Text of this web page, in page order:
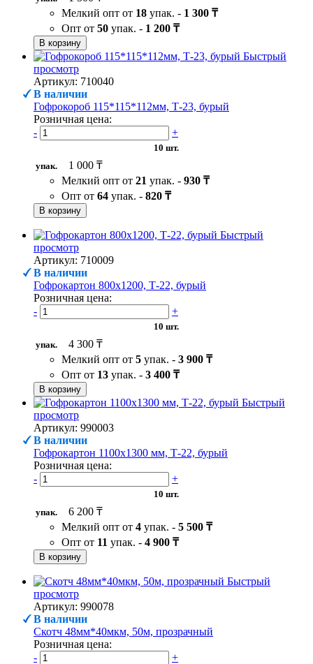
Мелкий опт от 18 упак. - 1 300 ₸
Опт от 50 упак. - 1 200 ₸
В корзину
Быстрый
просмотр
Артикул: 710040
В наличии
Гофрокороб 115*115*112мм, Т-23, бурый
Розничная цена:
-
+
10 шт.
упак.
1 000 ₸
Мелкий опт от 21 упак. - 930 ₸
Опт от 64 упак. - 820 ₸
В корзину
Быстрый
просмотр
Артикул: 710009
В наличии
Гофрокартон 800х1200, Т-22, бурый
Розничная цена:
-
+
10 шт.
упак.
4 300 ₸
Мелкий опт от 5 упак. - 3 900 ₸
Опт от 13 упак. - 3 400 ₸
В корзину
Быстрый
просмотр
Артикул: 990003
В наличии
Гофрокартон 1100х1300 мм, Т-22, бурый
Розничная цена:
-
+
10 шт.
упак.
6 200 ₸
Мелкий опт от 4 упак. - 5 500 ₸
Опт от 11 упак. - 4 900 ₸
В корзину
Быстрый
просмотр
Артикул: 990078
В наличии
Скотч 48мм*40мкм, 50м, прозрачный
Розничная цена:
-
+